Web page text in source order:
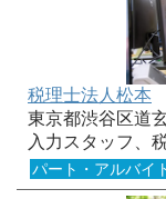
税理士法人松本
東京都渋谷区道
入力スタッフ、
パート・アルバイ